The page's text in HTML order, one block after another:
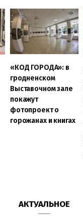
«КОД ГОРОДА»: в
гродненском
Выставочном зале
покажут
фотопроект о
горожанах и книгах
АКТУАЛЬНОЕ